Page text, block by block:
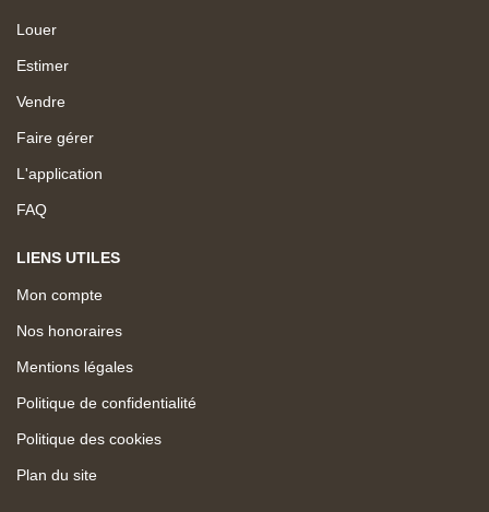
Louer
Estimer
Vendre
Faire gérer
L'application
FAQ
LIENS UTILES
Mon compte
Nos honoraires
Mentions légales
Politique de confidentialité
Politique des cookies
Plan du site